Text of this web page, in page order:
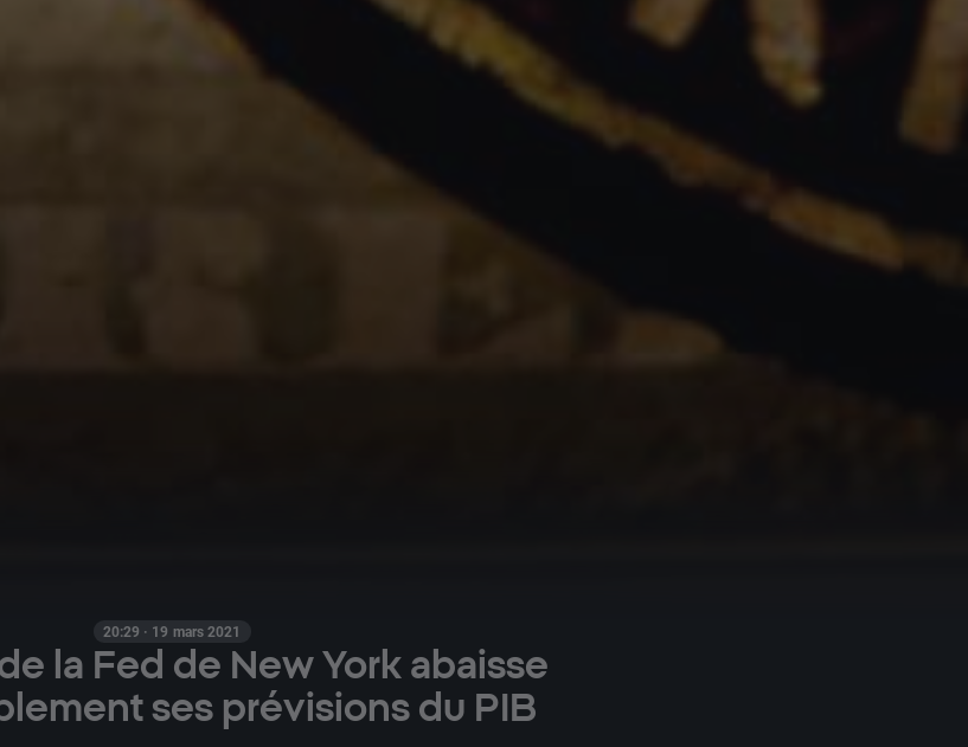
20:29 · 19 mars 2021
la Fed de New York abaisse
ses prévisions du PIB